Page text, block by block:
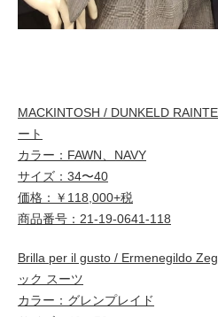
MACKINTOSH / DUNKELD
ート
カラー：FAWN、NAVY
サイズ：34〜40
価格：￥118,000+税
商品番号：21-19-0641-118
Brilla per il gusto / Ermenegildo
ック スーツ
カラー：グレンプレイド